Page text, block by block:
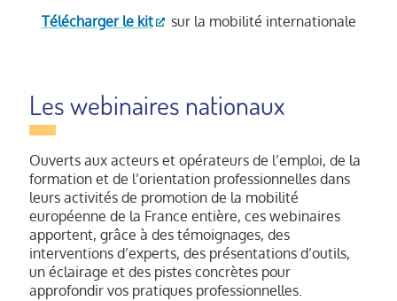
Télécharger le kit sur la mobilité internationale
Les webinaires nationaux
Ouverts aux acteurs et opérateurs de l’emploi, de la
formation et de l’orientation professionnelles dans
leurs activités de promotion de la mobilité
européenne de la France entière, ces webinaires
apportent, grâce à des témoignages, des
interventions d’experts, des présentations d’outils,
un éclairage et des pistes concrètes pour
approfondir vos pratiques professionnelles.